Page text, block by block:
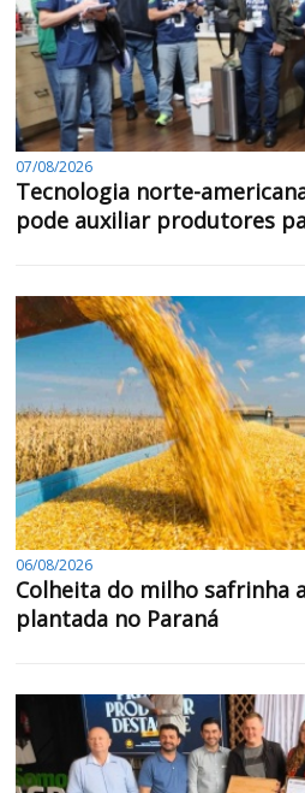
07/08/2026
Tecnologia norte-
pode auxiliar produtores
06/08/2026
Colheita do milho safrinha
plantada no Paraná